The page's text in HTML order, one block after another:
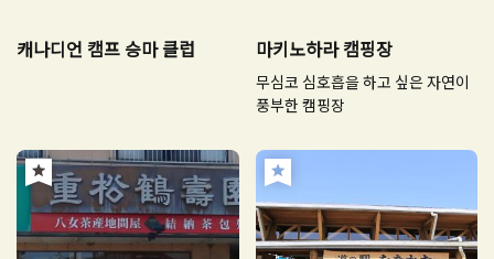
캐나디언 캠프 승마 클럽 마키노하라 캠핑장
무심코 심호흡을 하고 싶은 자연이
풍부한 캠핑장